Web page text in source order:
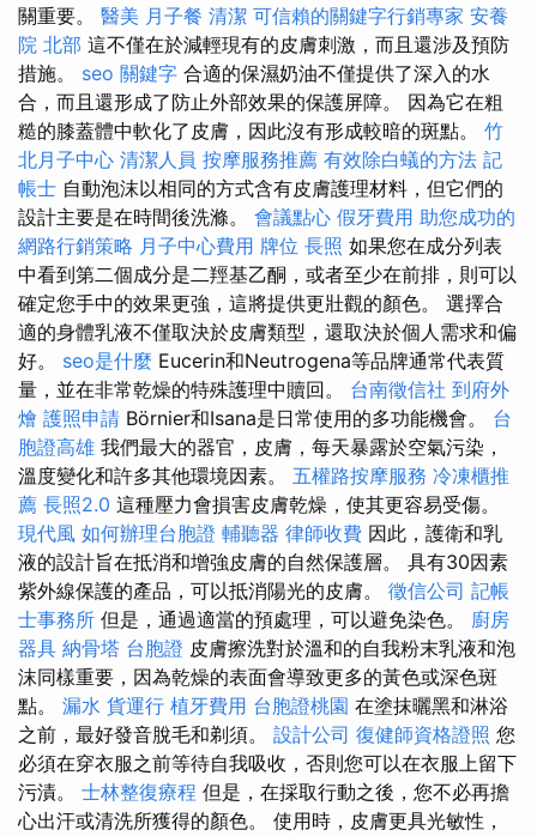
關重要。 醫美 月子餐 清潔 可信賴的關鍵字行銷專家 安養
院 北部 這不僅在於減輕現有的皮膚刺激，而且還涉及預防
措施。 seo 關鍵字 合適的保濕奶油不僅提供了深入的水
合，而且還形成了防止外部效果的保護屏障。 因為它在粗
糙的膝蓋體中軟化了皮膚，因此沒有形成較暗的斑點。 竹
北月子中心 清潔人員 按摩服務推薦 有效除白蟻的方法 記
帳士 自動泡沫以相同的方式含有皮膚護理材料，但它們的
設計主要是在時間後洗滌。 會議點心 假牙費用 助您成功的
網路行銷策略 月子中心費用 牌位 長照 如果您在成分列表
中看到第二個成分是二羥基乙酮，或者至少在前排，則可以
確定您手中的效果更強，這將提供更壯觀的顏色。 選擇合
適的身體乳液不僅取決於皮膚類型，還取決於個人需求和偏
好。 seo是什麼 Eucerin和Neutrogena等品牌通常代表質
量，並在非常乾燥的特殊護理中贖回。 台南徵信社 到府外
燴 護照申請 Börnier和Isana是日常使用的多功能機會。 台
胞證高雄 我們最大的器官，皮膚，每天暴露於空氣污染，
溫度變化和許多其他環境因素。 五權路按摩服務 冷凍櫃推
薦 長照2.0 這種壓力會損害皮膚乾燥，使其更容易受傷。
現代風 如何辦理台胞證 輔聽器 律師收費 因此，護衛和乳
液的設計旨在抵消和增強皮膚的自然保護層。 具有30因素
紫外線保護的產品，可以抵消陽光的皮膚。 徵信公司 記帳
士事務所 但是，通過適當的預處理，可以避免染色。 廚房
器具 納骨塔 台胞證 皮膚擦洗對於溫和的自我粉末乳液和泡
沫同樣重要，因為乾燥的表面會導致更多的黃色或深色斑
點。 漏水 貨運行 植牙費用 台胞證桃園 在塗抹曬黑和淋浴
之前，最好發音脫毛和剃須。 設計公司 復健師資格證照 您
必須在穿衣服之前等待自我吸收，否則您可以在衣服上留下
污漬。 士林整復療程 但是，在採取行動之後，您不必再擔
心出汗或清洗所獲得的顏色。 使用時，皮膚更具光敏性，